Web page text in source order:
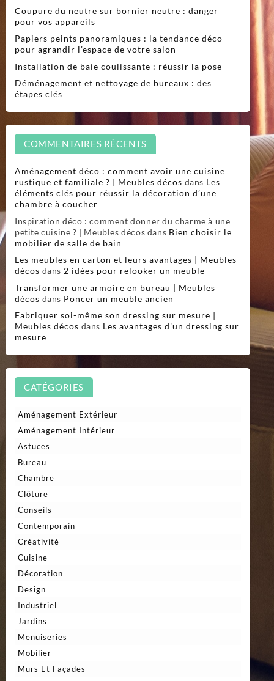
Coupure du neutre sur bornier neutre : danger
pour vos appareils
Papiers peints panoramiques : la tendance déco
pour agrandir l’espace de votre salon
Installation de baie coulissante : réussir la pose
Déménagement et nettoyage de bureaux : des
étapes clés
COMMENTAIRES RÉCENTS
Aménagement déco : comment avoir une cuisine
rustique et familiale ? | Meubles décos dans Les
éléments clés pour réussir la décoration d’une
chambre à coucher
Inspiration déco : comment donner du charme à une
petite cuisine ? | Meubles décos dans Bien choisir le
mobilier de salle de bain
Les meubles en carton et leurs avantages | Meubles
décos dans 2 idées pour relooker un meuble
Transformer une armoire en bureau | Meubles
décos dans Poncer un meuble ancien
Fabriquer soi-même son dressing sur mesure |
Meubles décos dans Les avantages d’un dressing sur
mesure
CATÉGORIES
Aménagement Extérieur
Aménagement Intérieur
Astuces
Bureau
Chambre
Clôture
Conseils
Contemporain
Créativité
Cuisine
Décoration
Design
Industriel
Jardins
Menuiseries
Mobilier
Murs Et Façades